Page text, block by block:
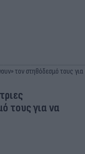
τους για να